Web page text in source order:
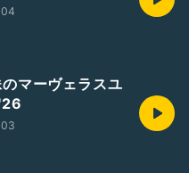
マーヴェラスユ